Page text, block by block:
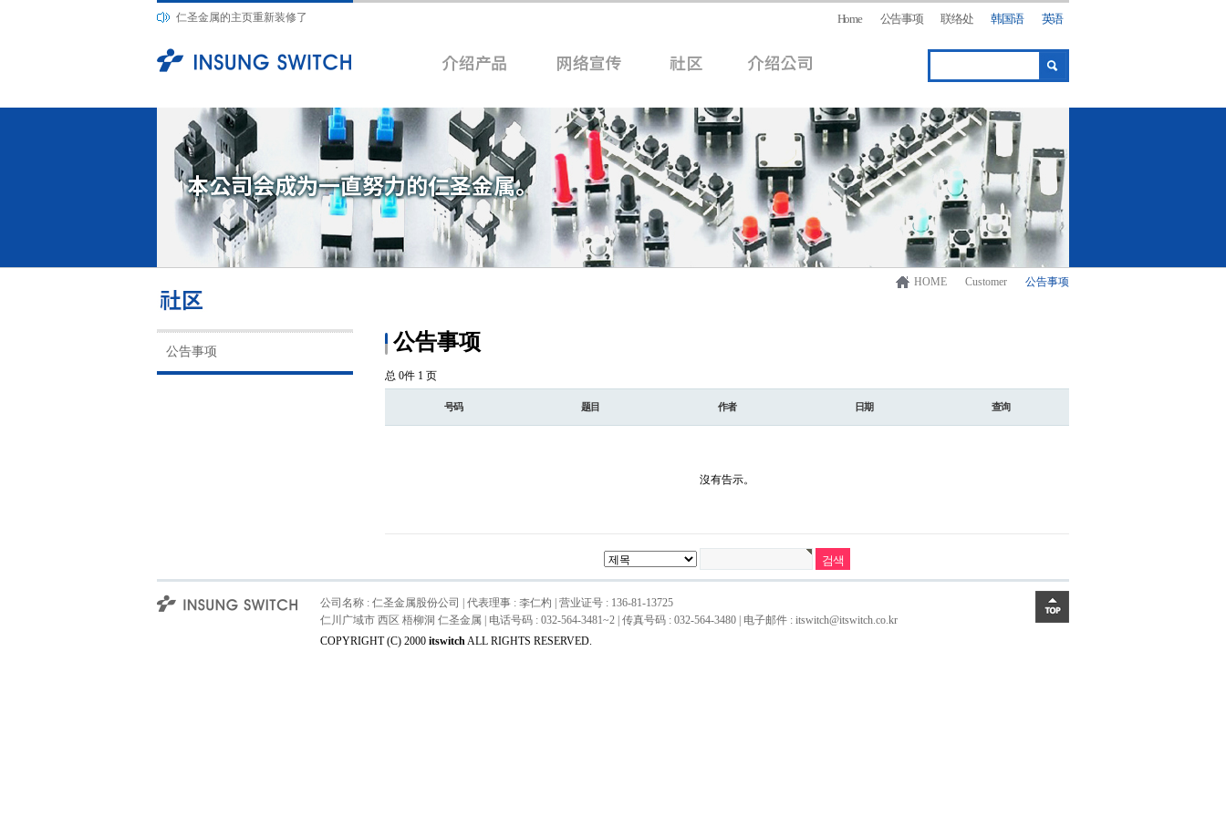
仁圣金属的主页重新装修了 Home 公告事项 联络处 韩国语 英语
公告事项
HOME Customer 公告事项
公告事项
总 0件 1 页
号码 题目 作者 日期 查询
沒有告示。
公司名称 : 仁圣金属股份公司 | 代表理事 : 李仁杓 | 营业证号 : 136-81-13725
仁川广域市 西区 梧柳洞 仁圣金属 | 电话号码 : 032-564-3481~2 | 传真号码 : 032-564-3480 | 电子邮件 : itswitch@itswitch.co.kr
COPYRIGHT (C) 2000 itswitchALL RIGHTS RESERVED.